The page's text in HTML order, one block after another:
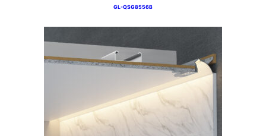
GL-QSG8556B